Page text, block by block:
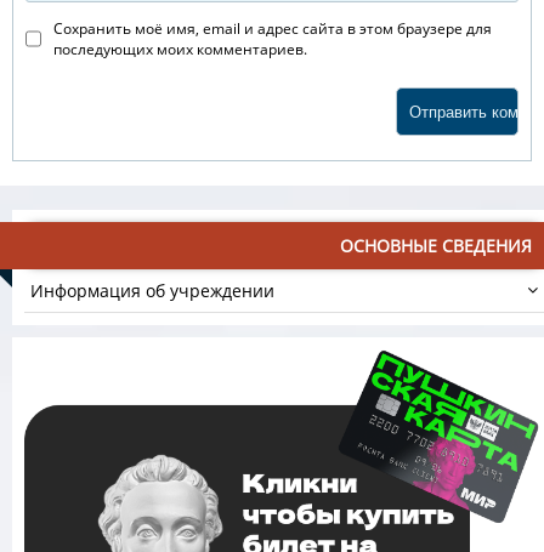
Сохранить моё имя, email и адрес сайта в этом браузере для
последующих моих комментариев.
ОСНОВНЫЕ СВЕДЕНИЯ
Информация об учреждении